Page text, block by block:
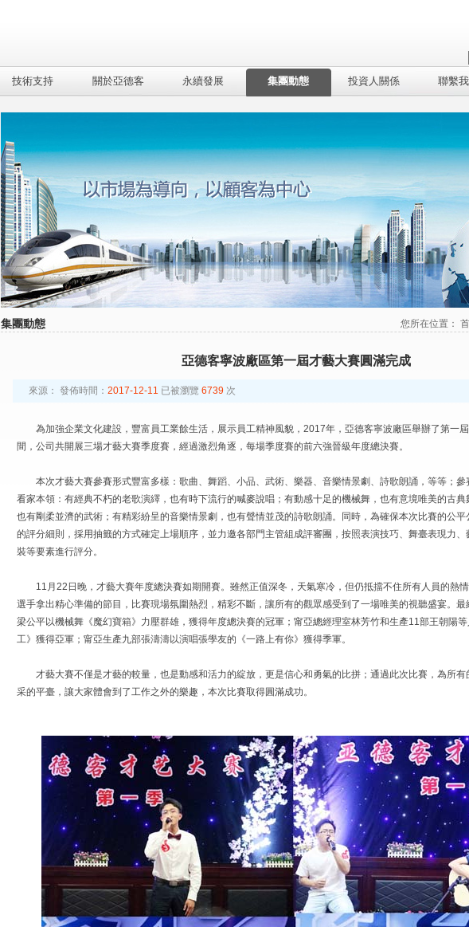
技術支持 關於亞德客 永續發展 集團動態 投資人關係 聯繫
集團動態 您所在位置：
亞德客寧波廠區第一屆才藝大賽圓滿完成
來源： 發佈時間： 2017-12-11 已被瀏覽 6739次
為加強企業文化建設，豐富員工業餘生活，展示員工精神風貌，2017年，亞德客寧波廠區舉辦了第一
間，公司共開展三場才藝大賽季度賽，經過激烈角逐，每場季度賽的前六強晉級年度總決賽。
本次才藝大賽參賽形式豐富多樣：歌曲、舞蹈、小品、武術、樂器、音樂情景劇、詩歌朗誦，等等；
看家本領：有經典不朽的老歌演繹，也有時下流行的喊麥說唱；有動感十足的機械舞，也有意境唯美的古典
也有剛柔並濟的武術；有精彩紛呈的音樂情景劇，也有聲情並茂的詩歌朗誦。同時，為確保本次比賽的公
的評分細則，採用抽籤的方式確定上場順序，並力邀各部門主管組成評審團，按照表演技巧、舞臺表現力
裝等要素進行評分。
11月22日晚，才藝大賽年度總決賽如期開賽。雖然正值深冬，天氣寒冷，但仍抵擋不住所有人員的熱
選手拿出精心準備的節目，比賽現場氛圍熱烈，精彩不斷，讓所有的觀眾感受到了一場唯美的視聽盛宴。
梁公平以機械舞《魔幻寶箱》力壓群雄，獲得年度總決賽的冠軍；甯亞總經理室林芳竹和生產11部王朝陽
工》獲得亞軍；甯亞生產九部張濤濤以演唱張學友的《一路上有你》獲得季軍。
才藝大賽不僅是才藝的較量，也是動感和活力的綻放，更是信心和勇氣的比拼；通過此次比賽，為所
采的平臺，讓大家體會到了工作之外的樂趣，本次比賽取得圓滿成功。